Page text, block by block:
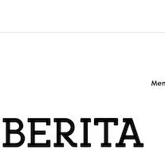
Bahaya Hipertensi